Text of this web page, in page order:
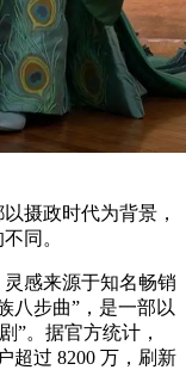
摄政时代为背景，
同。
感来源于知名畅销
八步曲”，是一部以
”。据官方统计，
超过 8200 万，刷新